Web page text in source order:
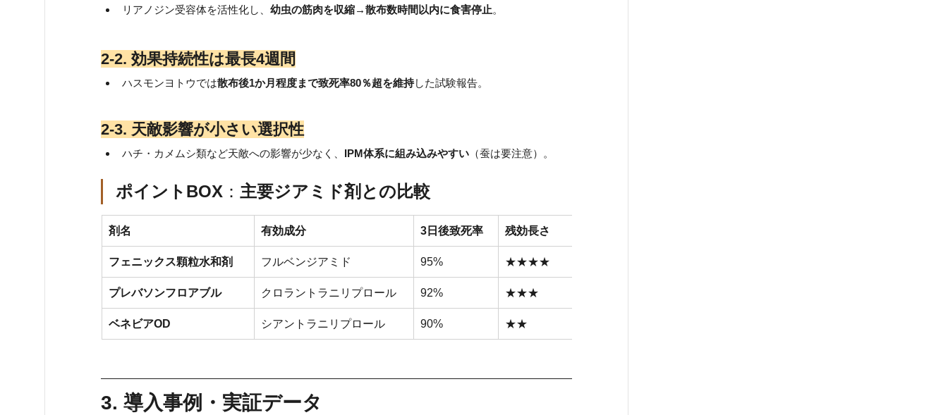
リアノジン受容体を活性化し、 幼虫の筋肉を収縮→散布数時間以内に食害停止。
2‑2. 効果持続性は最長4週間
ハスモンヨトウでは散布後1か月程度まで致死率80％超を維持した試験報告。
2‑3. 天敵影響が小さい選択性
ハチ・カメムシ類など天敵への影響が少なく、 IPM体系に組み込みやすい （蚕は要注意）。
ポイントBOX ： 主要ジアミド剤との比較
剤名 有効成分 3日後致死率 残効長さ
フェニックス顆粒水和剤 フルベンジアミド 95% ★★★★
プレバソンフロアブル クロラントラニリプロール 92% ★★★
ベネビアOD シアントラニリプロール 90% ★★
3. 導入事例・実証データ